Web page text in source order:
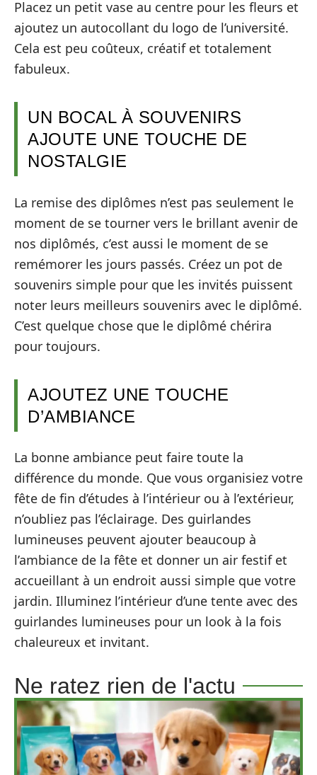
Placez un petit vase au centre pour les fleurs et
ajoutez un autocollant du logo de l’université.
Cela est peu coûteux, créatif et totalement
fabuleux.
UN BOCAL À SOUVENIRS
AJOUTE UNE TOUCHE DE
NOSTALGIE
La remise des diplômes n’est pas seulement le
moment de se tourner vers le brillant avenir de
nos diplômés, c’est aussi le moment de se
remémorer les jours passés. Créez un pot de
souvenirs simple pour que les invités puissent
noter leurs meilleurs souvenirs avec le diplômé.
C’est quelque chose que le diplômé chérira
pour toujours.
AJOUTEZ UNE TOUCHE
D’AMBIANCE
La bonne ambiance peut faire toute la
différence du monde. Que vous organisiez votre
fête de fin d’études à l’intérieur ou à l’extérieur,
n’oubliez pas l’éclairage. Des guirlandes
lumineuses peuvent ajouter beaucoup à
l’ambiance de la fête et donner un air festif et
accueillant à un endroit aussi simple que votre
jardin. Illuminez l’intérieur d’une tente avec des
guirlandes lumineuses pour un look à la fois
chaleureux et invitant.
Ne ratez rien de l'actu